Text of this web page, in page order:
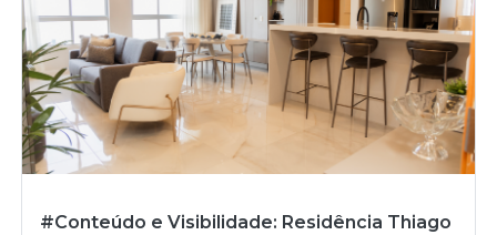
#Conteúdo e Visibilidade: Residência Thiago